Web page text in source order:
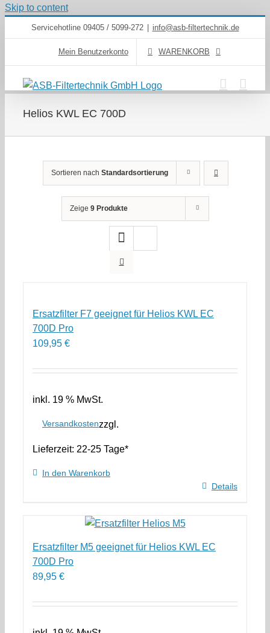
Skip to content
Servicehotline 09405 / 5099-272 info@asb-filtertechnik.de
Mein Benutzerkonto WARENKORB
Helios KWL EC 700D
Sortieren nach Standardsortierung
Zeige 9 Produkte
Ersatzfilter F7 geeignet für Helios KWL EC
700D Pro
109,95 €
inkl. 19 % MwSt.
zzgl.
Versandkosten
Lieferzeit: 22-25 Tage*
In den Warenkorb
Details
Ersatzfilter M5 geeignet für Helios KWL EC
700D Pro
89,95 €